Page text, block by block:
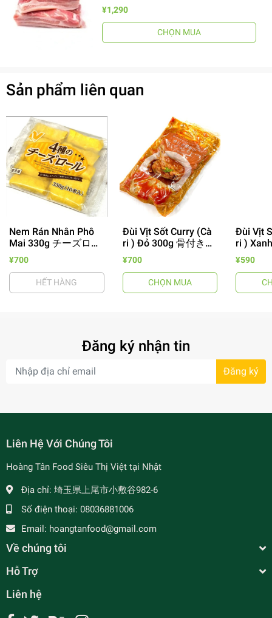
¥1,290
CHỌN MUA
Sản phẩm liên quan
Nem Rán Nhân Phô
Mai 330g チーズロー
ル
¥700
HẾT HÀNG
Đùi Vịt Sốt Curry (Cà
ri ) Đỏ 300g 骨付き合
鴨レッドカレー
¥700
CHỌN MUA
Đùi Vịt
ri )
合鴨グ
¥590
Đăng ký nhận tin
Đăng ký
Liên Hệ Với Chúng Tôi
Hoàng Tân Food Siêu Thị Việt tại Nhật
Địa chỉ: 埼玉県上尾市小敷谷982-6
Số điện thoại: 08036881006
Email: hoangtanfood@gmail.com
Về chúng tôi
Hỗ Trợ
Liên hệ